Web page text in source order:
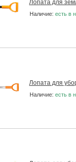
Лопата для
Наличие: есть в
Лопата для
Наличие: есть в